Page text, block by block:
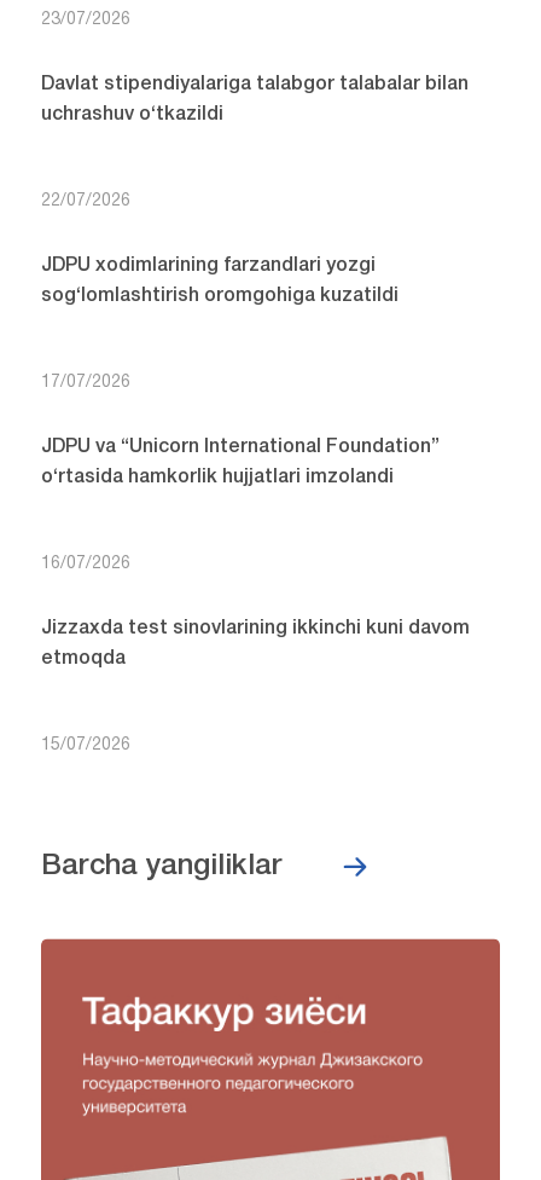
23/07/2026
Davlat stipendiyalariga talabgor talabalar bilan
uchrashuv o‘tkazildi
22/07/2026
JDPU xodimlarining farzandlari yozgi
sog‘lomlashtirish oromgohiga kuzatildi
17/07/2026
JDPU va “Unicorn International Foundation”
o‘rtasida hamkorlik hujjatlari imzolandi
16/07/2026
Jizzaxda test sinovlarining ikkinchi kuni davom
etmoqda
15/07/2026
Barcha yangiliklar